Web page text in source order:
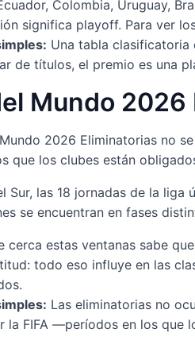
Colombia, Uruguay,
significa playoff. Para ver
Una tabla clasificatoria
de títulos, el premio es una
Mundo 2026
2026 Eliminatorias no
que los clubes están
Sur, las 18 jornadas de la
se encuentran en fases
cerca estas ventanas sabe
todo eso influye en las
Las eliminatorias no
la FIFA —períodos en los que